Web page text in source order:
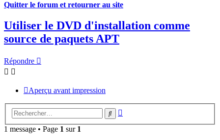
Quitter le forum et retourner au site
Utiliser le DVD d'installation comme
source de paquets APT
Répondre
Aperçu avant impression
Rechercher
1 message • Page 1 sur 1